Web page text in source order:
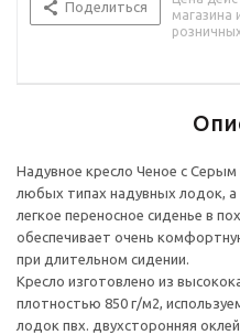
Поделиться
магазина
Надувное кресло Ченое с
любых типах надувных лодок,
легкое переносное сиденье в
обеспечивает очень
при длительном сидении.
Кресло изготовлено из
плотностью 850 г/м2,
лодок пвх. двухсторонняя